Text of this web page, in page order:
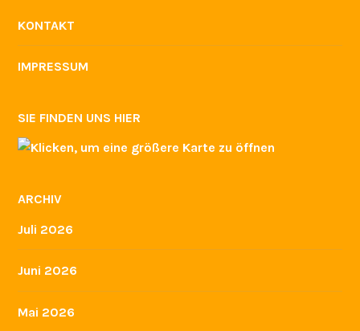
KONTAKT
IMPRESSUM
SIE FINDEN UNS HIER
ARCHIV
Juli 2026
Juni 2026
Mai 2026